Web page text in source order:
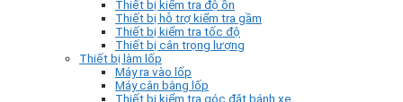
Thiết bị kiểm tra độ ồn
Thiết bị hỗ trợ kiểm tra gầm
Thiết bị kiểm tra tốc độ
Thiết bị cân trọng lượng
Thiết bị làm lốp
Máy ra vào lốp
Máy cân bằng lốp
Thiết bị kiểm tra góc đặt bánh xe